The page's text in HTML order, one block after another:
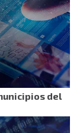
del